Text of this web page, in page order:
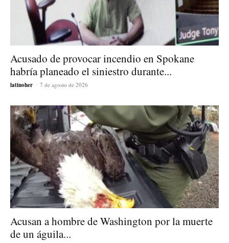
Acusado de provocar incendio en Spokane
habría planeado el siniestro durante...
latinoher - 7 de agosto de 2026
Acusan a hombre de Washington por la muerte
de un águila...